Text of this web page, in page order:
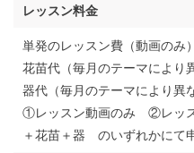
レッスン料金
単発のレッスン費（動画の
花苗代（毎月のテーマにより
器代（毎月のテーマにより異
①レッスン動画のみ ②レッ
＋花苗＋器 のいずれかにて